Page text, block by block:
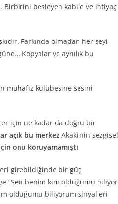
Birbirini besleyen kabile ve ihtiyaç
Farkında olmadan her şeyi
Kopyalar ve aynılık bu
muhafız kulübesine sesini
için ne kadar da doğru bir
açık bu merkez Akaki’nin sezgisel
onu koruyamamıştı.
girebildiğinde bir güç
“Sen benim kim olduğumu biliyor
olduğumu biliyorum sinyalleri